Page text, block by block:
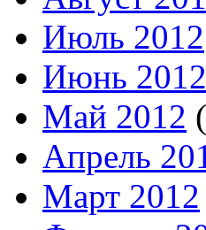
Июль 2012
Июнь 2012
Май 2012
Апрель
Март 2012